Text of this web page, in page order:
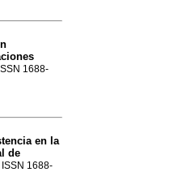
1688-
en la
de
1688-